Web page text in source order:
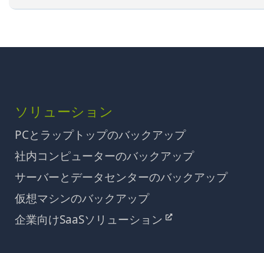
ソリューション
PCとラップトップのバックアップ
社内コンピューターのバックアップ
サーバーとデータセンターのバックアップ
仮想マシンのバックアップ
企業向けSaaSソリューション